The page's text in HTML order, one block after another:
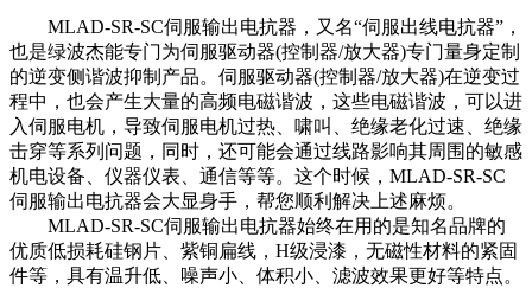
MLAD-SR-SC伺服输出电抗器，又名“伺服出线电抗器”，
也是绿波杰能专门为伺服驱动器(控制器/放大器)专门量身定制
的逆变侧谐波抑制产品。伺服驱动器(控制器/放大器)在逆变过
程中，也会产生大量的高频电磁谐波，这些电磁谐波，可以进
入伺服电机，导致伺服电机过热、啸叫、绝缘老化过速、绝缘
击穿等系列问题，同时，还可能会通过线路影响其周围的敏感
机电设备、仪器仪表、通信等等。这个时候，MLAD-SR-SC
伺服输出电抗器会大显身手，帮您顺利解决上述麻烦。
MLAD-SR-SC伺服输出电抗器始终在用的是知名品牌的
优质低损耗硅钢片、紫铜扁线，H级浸漆，无磁性材料的紧固
件等，具有温升低、噪声小、体积小、滤波效果更好等特点。